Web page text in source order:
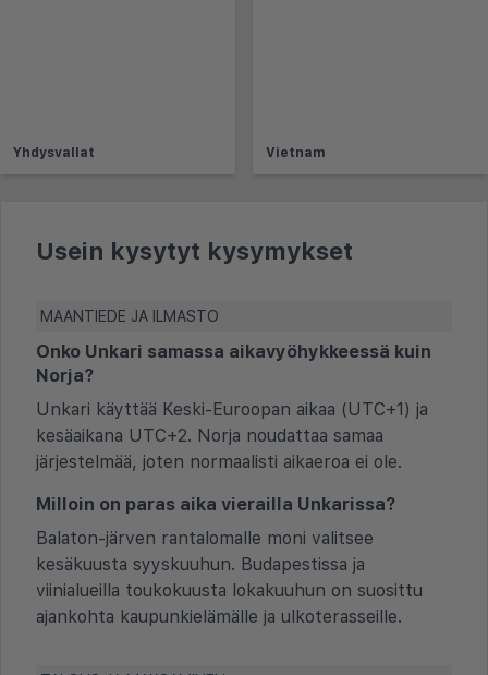
Yhdysvallat Vietnam
Usein kysytyt kysymykset
MAANTIEDE JA ILMASTO
Onko Unkari samassa aikavyöhykkeessä kuin
Norja?
Unkari käyttää Keski-Euroopan aikaa (UTC+1) ja
kesäaikana UTC+2. Norja noudattaa samaa
järjestelmää, joten normaalisti aikaeroa ei ole.
Milloin on paras aika vierailla Unkarissa?
Balaton-järven rantalomalle moni valitsee
kesäkuusta syyskuuhun. Budapestissa ja
viinialueilla toukokuusta lokakuuhun on suosittu
ajankohta kaupunkielämälle ja ulkoterasseille.